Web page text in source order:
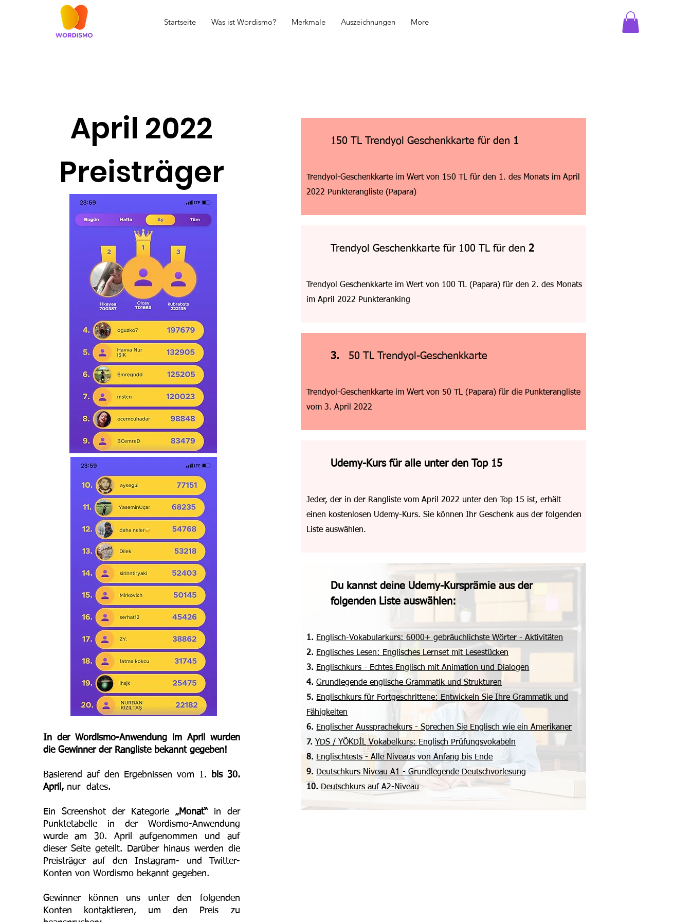
Startseite Was ist Wordismo? Merkmale Auszeichnungen More
April 2022
Preisträger
In der Wordismo-Anwendung im April wurden
die Gewinner der Rangliste bekannt gegeben!
Basierend auf den Ergebnissen vom 1.
bis 30.
April,nur dates.
Ein Screenshot der Kategorie „Monat“in der
Punktetabelle in der Wordismo-Anwendung
wurde am 30. April aufgenommen und auf
dieser Seite geteilt. Darüber hinaus werden die
Preisträger auf den Instagram- und Twitter-
Konten von Wordismo bekannt gegeben.
Gewinner können uns unter den folgenden
Konten kontaktieren, um den Preis zu
150 TL Trendyol Geschenkkarte für den 1
Trendyol-Geschenkkarte im Wert von 150 TL für den 1. des Monats im April
2022 Punkterangliste (Papara)
Trendyol Geschenkkarte für 100 TL für den 2
Trendyol Geschenkkarte im Wert von 100 TL (Papara) für den 2. des Monats
im April 2022 Punkteranking
3. 50 TL Trendyol-Geschenkkarte
Trendyol-Geschenkkarte im Wert von 50 TL (Papara) für die Punkterangliste
vom 3. April 2022
Udemy-Kurs für alle unter den Top 15
Jeder, der in der Rangliste vom April 2022 unter den Top 15 ist, erhält
einen kostenlosen Udemy-Kurs. Sie können Ihr Geschenk aus der folgenden
Liste auswählen.
Du kannst deine Udemy-Kursprämie aus der
folgenden Liste auswählen:
1. Englisch-Vokabularkurs: 6000+ gebräuchlichste Wörter - Aktivitäten
2. Englisches Lesen: Englisches Lernset mit Lesestücken
3. Englischkurs - Echtes Englisch mit Animation und Dialogen
4. Grundlegende englische Grammatik und Strukturen
5. Englischkurs für Fortgeschrittene: Entwickeln Sie Ihre Grammatik und
Fähigkeiten
6. Englischer Aussprachekurs - Sprechen Sie Englisch wie ein Amerikaner
7. YDS / YÖKDİL Vokabelkurs: Englisch Prüfungsvokabeln
8. Englischtests - Alle Niveaus von Anfang bis Ende
9. Deutschkurs Niveau A1 - Grundlegende Deutschvorlesung
10. Deutschkurs auf A2-Niveau